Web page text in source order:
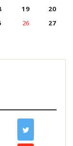
19
20
26
27